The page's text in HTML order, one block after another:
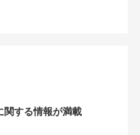
関する情報が満載